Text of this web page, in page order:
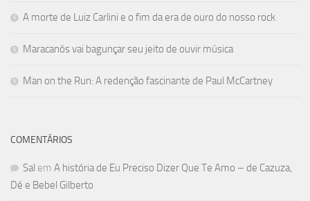
A morte de Luiz Carlini e o fim da era de ouro do nosso rock
Maracanós vai bagunçar seu jeito de ouvir música
Man on the Run: A redenção fascinante de Paul McCartney
COMENTÁRIOS
Sal em A história de Eu Preciso Dizer Que Te Amo – de Cazuza,
Dé e Bebel Gilberto